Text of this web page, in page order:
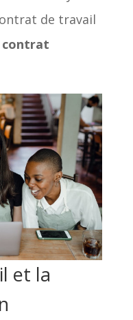
de travail
contrat
et la